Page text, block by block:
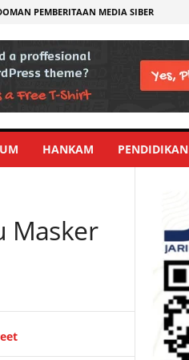
PEMBERITAAN MEDIA SIBER
HANKAM PENDIDIKAN
Masker